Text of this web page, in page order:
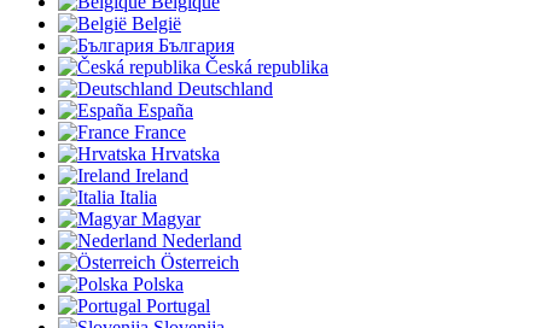
België
България
Česká republika
Deutschland
España
France
Hrvatska
Ireland
Italia
Magyar
Nederland
Österreich
Polska
Portugal